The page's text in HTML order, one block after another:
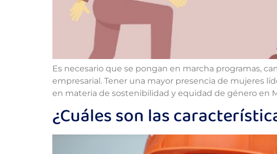
Es necesario que se pongan en marcha programas,
empresarial. Tener una mayor presencia de mujeres
en materia de sostenibilidad y equidad de género en
¿Cuáles son las